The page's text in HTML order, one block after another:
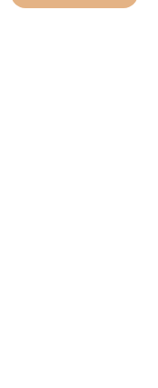
Каталог Избранное